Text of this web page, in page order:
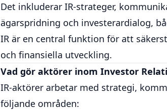
Det inkluderar IR-strateger,
ägarspridning och investerardialog,
IR är en central funktion för att
och finansiella utveckling.
Vad gör aktörer inom Investor
IR-aktörer arbetar med strategi,
följande områden: